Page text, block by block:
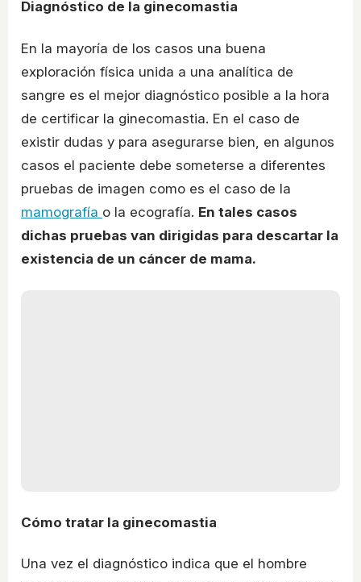
Diagnóstico de la ginecomastia
En la mayoría de los casos una buena
exploración física unida a una analítica de
sangre es el mejor diagnóstico posible a la hora
de certificar la ginecomastia. En el caso de
existir dudas y para asegurarse bien, en algunos
casos el paciente debe someterse a diferentes
pruebas de imagen como es el caso de la
mamografía o la ecografía. En tales casos
dichas pruebas van dirigidas para descartar la
existencia de un cáncer de mama.
Cómo tratar la ginecomastia
Una vez el diagnóstico indica que el hombre